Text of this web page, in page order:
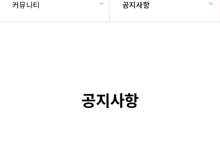
커뮤니티 공지사항
공지사항